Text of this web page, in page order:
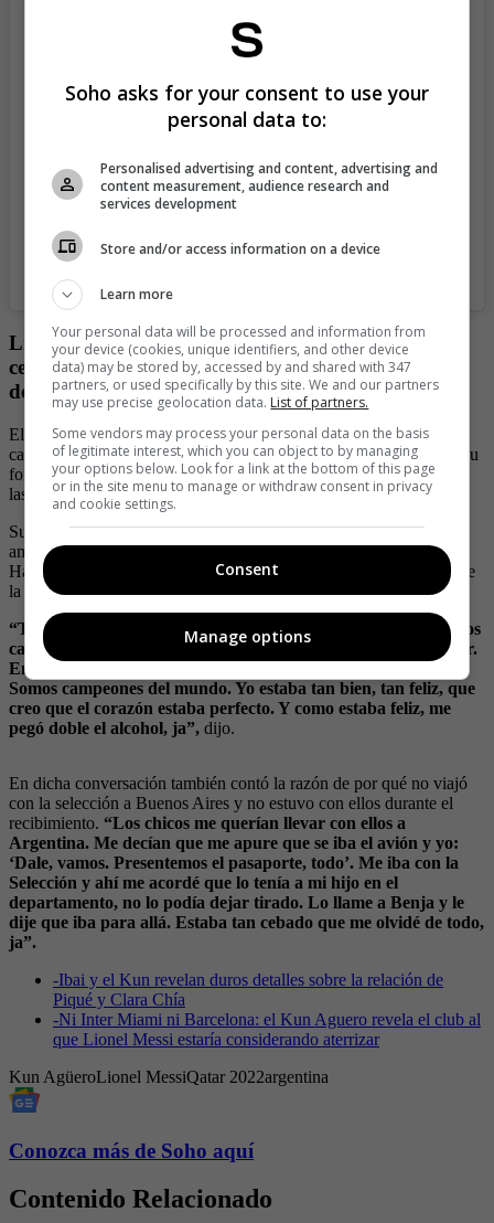
A post shared by Sergio Leonel Agüero (@kunaguero)
Lionel Messi regañó al Kun Agüero durante la
celebración por haberse convertido en campeones
del mundo
El Kun Aguero es todo un personaje, desde que se retiró de las
canchas se ha convertido en todo un personaje en redes sociales. Su
forma de ser y sus ocurrencias lo han convertido en una estrella de
las plataformas digitales.
Sumado a esto su estrecha amistad con Lionel Messi, son mejores
amigos, los convierte en virales cada vez que publican algo juntos.
Hace poco, el Kun reveló que Messi lo regañó durante el festejo de
la selección albiceleste.
“Tomé mucho, pero estaba sin comer, por eso me pegó. Éramos
campeones del mundo. Si me pasaba algo que sea ahí en Qatar.
En un momento, Leo se enojó y me dijo ‘pará’. ¿Cómo pará?
Somos campeones del mundo. Yo estaba tan bien, tan feliz, que
creo que el corazón estaba perfecto. Y como estaba feliz, me
pegó doble el alcohol, ja”, dijo.
En dicha conversación también contó la razón de por qué no viajó
con la selección a Buenos Aires y no estuvo con ellos durante el
recibimiento. “Los chicos me querían llevar con ellos a
Argentina. Me decían que me apure que se iba el avión y yo:
‘Dale, vamos. Presentemos el pasaporte, todo’. Me iba con la
Selección y ahí me acordé que lo tenía a mi hijo en el
departamento, no lo podía dejar tirado. Lo llame a Benja y le
dije que iba para allá. Estaba tan cebado que me olvidé de todo,
ja”.
-Ibai y el Kun revelan duros detalles sobre la relación de
Piqué y Clara Chía
-Ni Inter Miami ni Barcelona: el Kun Aguero revela el club al
que Lionel Messi estaría considerando aterrizar
Kun AgüeroLionel MessiQatar 2022argentina
Conozca más de Soho aquí
Contenido Relacionado
Soho asks for your consent to use your
personal data to:
Personalised advertising and content, advertising and
content measurement, audience research and
services development
Store and/or access information on a device
Learn more
Your personal data will be processed and information from
your device (cookies, unique identifiers, and other device
data) may be stored by, accessed by and shared with 347
partners, or used specifically by this site. We and our partners
may use precise geolocation data. List of partners.
Some vendors may process your personal data on the basis
of legitimate interest, which you can object to by managing
your options below. Look for a link at the bottom of this page
or in the site menu to manage or withdraw consent in privacy
and cookie settings.
Consent
Manage options